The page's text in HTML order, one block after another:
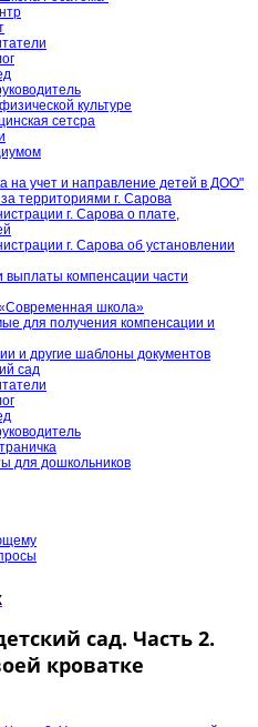
культуре
сетсра
на учет и направление детей в ДОО"
территориями г. Сарова
г. Сарова о плате,
г. Сарова об установлении
выплаты компенсации части
школа»
для получения компенсации и
и другие шаблоны документов
сад
для дошкольников
сад. Часть 2.
кроватке